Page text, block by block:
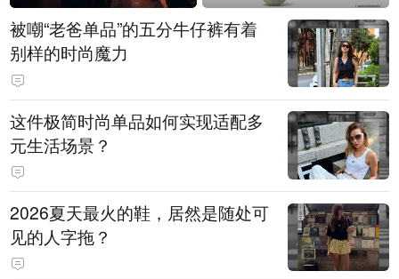
被嘲“老爸单品”的五分牛仔裤有着
别样的时尚魔力
这件极简时尚单品如何实现适配多
元生活场景？
2026夏天最火的鞋，居然是随处可
见的人字拖？